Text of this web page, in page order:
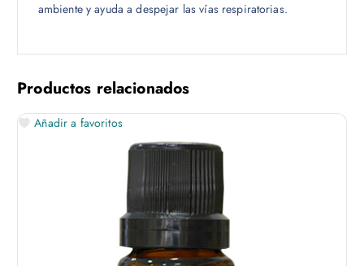
ambiente y ayuda a despejar las vías respiratorias.
Productos relacionados
Añadir a favoritos